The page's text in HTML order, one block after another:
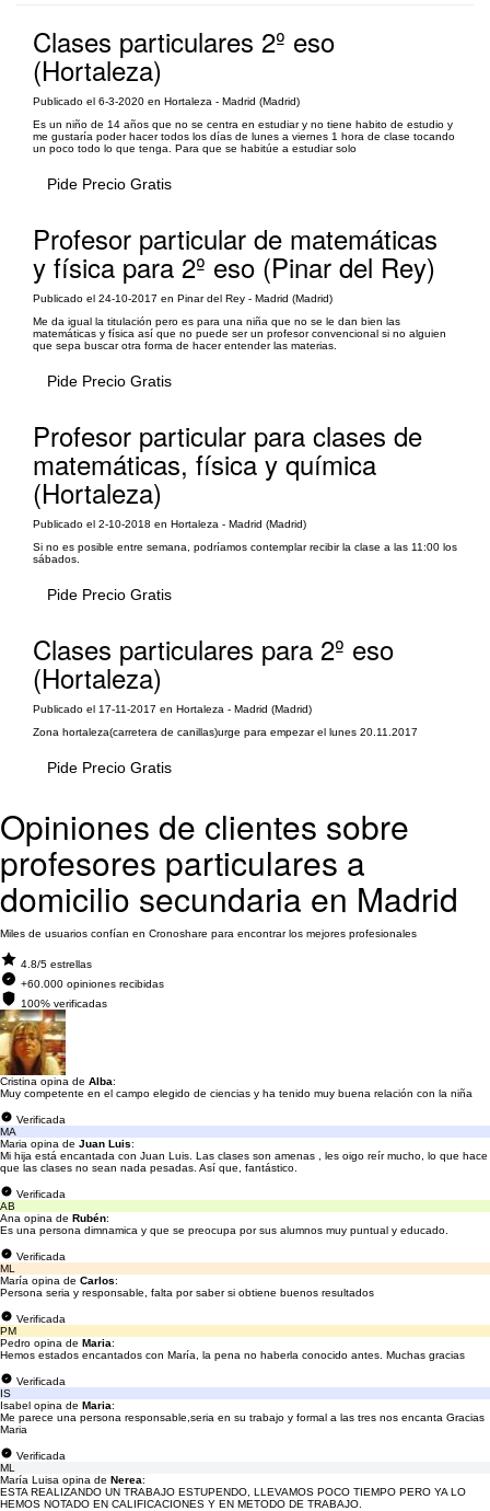
Clases particulares 2º eso
(Hortaleza)
Publicado el 6-3-2020 en Hortaleza - Madrid (Madrid)
Es un niño de 14 años que no se centra en estudiar y no tiene habito de estudio y
me gustaría poder hacer todos los días de lunes a viernes 1 hora de clase tocando
un poco todo lo que tenga. Para que se habitúe a estudiar solo
Pide Precio Gratis
Profesor particular de matemáticas
y física para 2º eso (Pinar del Rey)
Publicado el 24-10-2017 en Pinar del Rey - Madrid (Madrid)
Me da igual la titulación pero es para una niña que no se le dan bien las
matemáticas y física así que no puede ser un profesor convencional si no alguien
que sepa buscar otra forma de hacer entender las materias.
Pide Precio Gratis
Profesor particular para clases de
matemáticas, física y química
(Hortaleza)
Publicado el 2-10-2018 en Hortaleza - Madrid (Madrid)
Si no es posible entre semana, podríamos contemplar recibir la clase a las 11:00 los
sábados.
Pide Precio Gratis
Clases particulares para 2º eso
(Hortaleza)
Publicado el 17-11-2017 en Hortaleza - Madrid (Madrid)
Zona hortaleza(carretera de canillas)urge para empezar el lunes 20.11.2017
Pide Precio Gratis
Opiniones de clientes sobre
profesores particulares a
domicilio secundaria en Madrid
Miles de usuarios confían en Cronoshare para encontrar los mejores profesionales
4.8/5 estrellas
+60.000 opiniones recibidas
100% verificadas
Cristina opina de Alba:
Muy competente en el campo elegido de ciencias y ha tenido muy buena relación con la niña
Verificada
MA
Maria opina de Juan Luis:
Mi hija está encantada con Juan Luis. Las clases son amenas , les oigo reír mucho, lo que hace
que las clases no sean nada pesadas. Así que, fantástico.
Verificada
AB
Ana opina de Rubén:
Es una persona dimnamica y que se preocupa por sus alumnos muy puntual y educado.
Verificada
ML
María opina de Carlos:
Persona seria y responsable, falta por saber si obtiene buenos resultados
Verificada
PM
Pedro opina de Maria:
Hemos estados encantados con María, la pena no haberla conocido antes. Muchas gracias
Verificada
IS
Isabel opina de Maria:
Me parece una persona responsable,seria en su trabajo y formal a las tres nos encanta Gracias
Maria
Verificada
ML
María Luisa opina de Nerea:
ESTA REALIZANDO UN TRABAJO ESTUPENDO, LLEVAMOS POCO TIEMPO PERO YA LO
HEMOS NOTADO EN CALIFICACIONES Y EN METODO DE TRABAJO.